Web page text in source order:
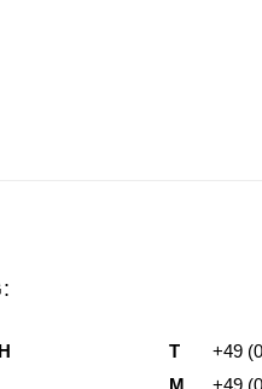
T
+49
M
+49